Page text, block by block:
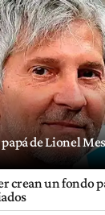
de Lionel
crean un fondo